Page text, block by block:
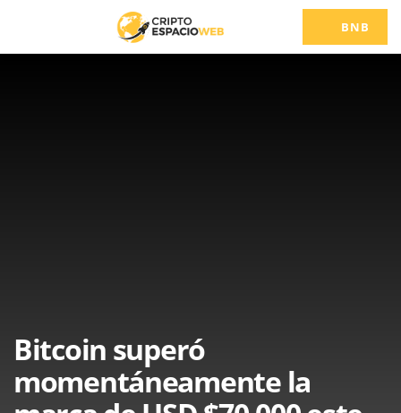
BNB
Bitcoin superó
momentáneamente la